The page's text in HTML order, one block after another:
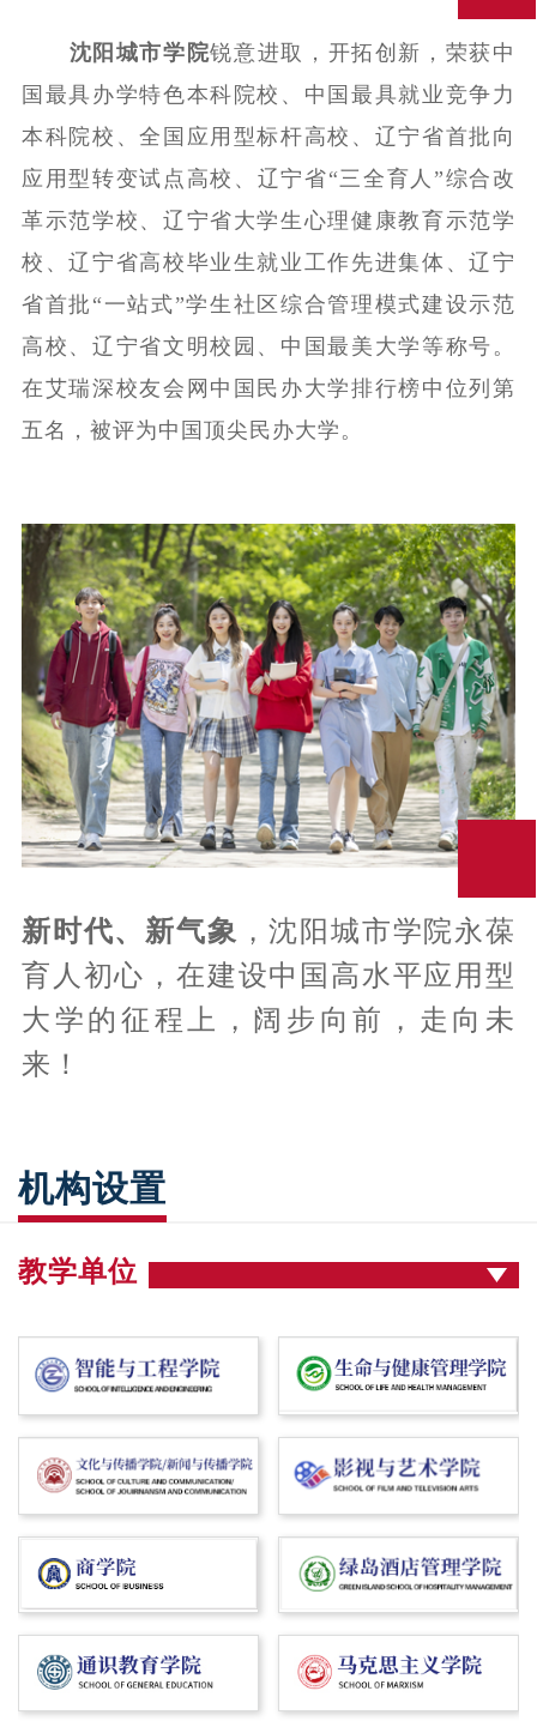
沈阳城市学院锐意进取，开拓创新，荣获中
国最具办学特色本科院校、中国最具就业竞争力
本科院校、全国应用型标杆高校、辽宁省首批向
应用型转变试点高校、辽宁省“三全育人”综合改
革示范学校、辽宁省大学生心理健康教育示范学
校、辽宁省高校毕业生就业工作先进集体、辽宁
省首批“一站式”学生社区综合管理模式建设示范
高校、辽宁省文明校园、中国最美大学等称号。
在艾瑞深校友会网中国民办大学排行榜中位列第
五名，被评为中国顶尖民办大学。
新时代、新气象 ，沈阳城市学院永葆
育人初心，在建设中国高水平应用型
大学的征程上，阔步向前，走向未
来！
机构设置
教学单位